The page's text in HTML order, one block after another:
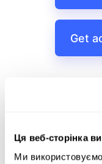
Ця веб-сторінка
Ми
Get